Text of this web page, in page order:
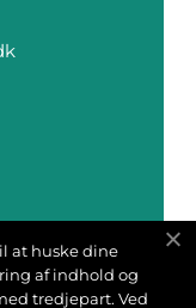
at huske dine
af indhold og
tredjepart. Ved